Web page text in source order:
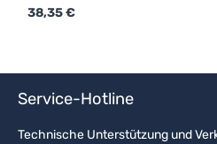
Regulärer Preis:
38,35 €
Service-Hotline
Technische Unterstützung und